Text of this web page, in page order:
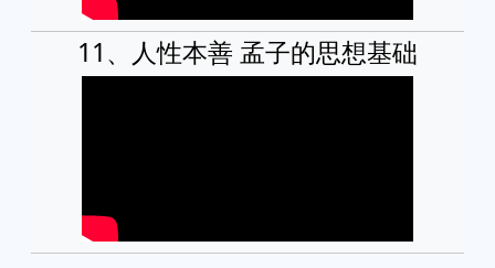
11、人性本善 孟子的思想基础